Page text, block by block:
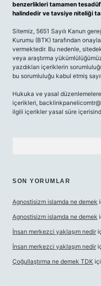
benzerlikleri tamamen
halindedir ve tavsiye niteliği
Sitemiz, 5651 Sayılı Kanun
Kurumu (BTK) tarafından
vermektedir. Bu nedenle,
veya araştırma
yazdıkları içeriklerin
bu sorumluluğu kabul etmiş
Hukuka ve yasal
içerikleri,
ilgili içerikler yasal süre
SON YORUMLAR
Agnostisizm islamda ne demek
Agnostisizm islamda ne demek
İnsan merkezci yaklaşım nedir
İnsan merkezci yaklaşım nedir
Çoğullaştırma ne demek TDK